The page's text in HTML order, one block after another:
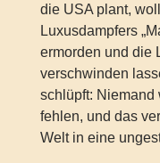
die USA plant,
Luxusdampfers
ermorden und die
verschwinden
schlüpft: Niemand
fehlen, und das
Welt in eine